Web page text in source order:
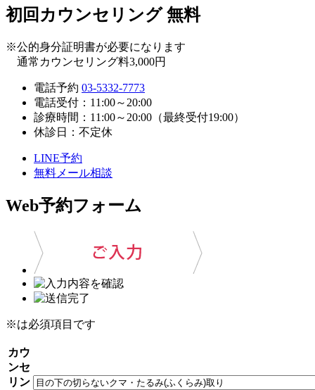
初回カウンセリング無料
※公的身分証明書が必要になります
通常カウンセリング料3,000円
電話予約 03-5332-7773
電話受付：11:00～20:00
診療時間：11:00～20:00（最終受付19:00）
休診日：不定休
LINE予約
無料メール相談
Web予約フォーム
※は必須項目です
カウ
ンセ
リン